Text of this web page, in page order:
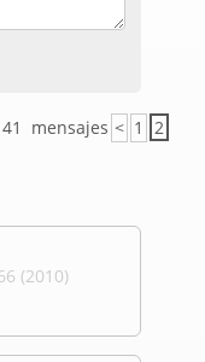
41 mensajes < 1 2
(2010)